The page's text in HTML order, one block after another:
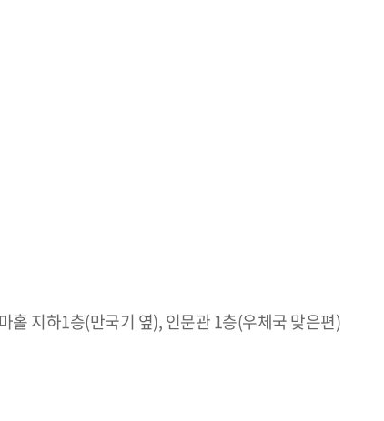
홀 지하1층(만국기 옆), 인문관 1층(우체국 맞은편)